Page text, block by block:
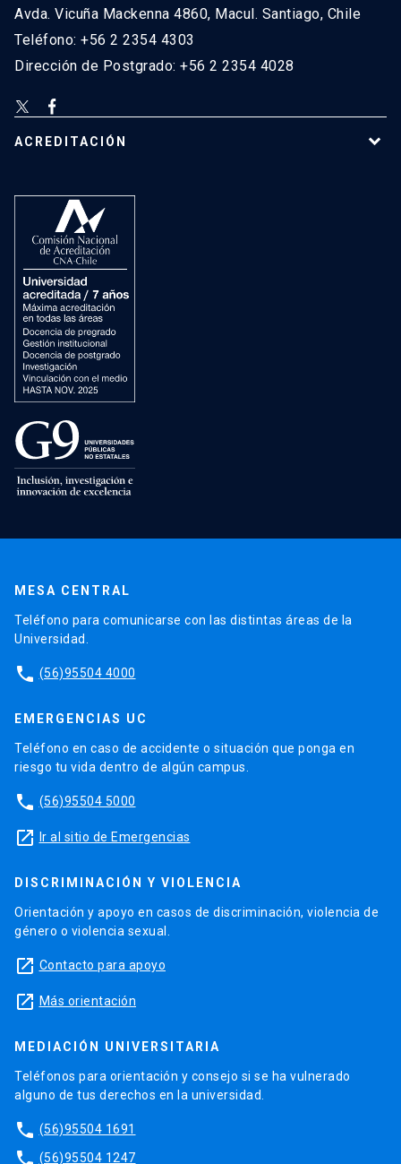
Avda. Vicuña Mackenna 4860, Macul. Santiago, Chile
Teléfono: +56 2 2354 4303
Dirección de Postgrado: +56 2 2354 4028
ACREDITACIÓN
MESA CENTRAL
Teléfono para comunicarse con las distintas áreas de la
Universidad.
phone (56)95504 4000
EMERGENCIAS UC
Teléfono en caso de accidente o situación que ponga en
riesgo tu vida dentro de algún campus.
phone (56)95504 5000
launch Ir al sitio de Emergencias
DISCRIMINACIÓN Y VIOLENCIA
Orientación y apoyo en casos de discriminación, violencia de
género o violencia sexual.
launch Contacto para apoyo
launch Más orientación
MEDIACIÓN UNIVERSITARIA
Teléfonos para orientación y consejo si se ha vulnerado
alguno de tus derechos en la universidad.
phone (56)95504 1691
phone (56)95504 1247